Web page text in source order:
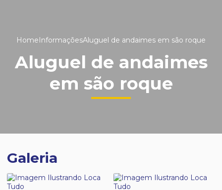
HomeInformaçõesAluguel de andaimes em são roque
Aluguel de andaimes
em são roque
Galeria